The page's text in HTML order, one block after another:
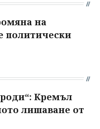
на
политически
Кремъл
лишаване от